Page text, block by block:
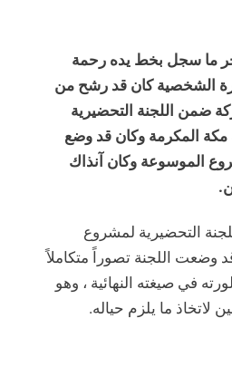
ما سجل بخط يده رحمة
الشخصية كان قد رشح من
ضمن اللجنة التحضيرية
المكرمة وكان قد وضع
الموسوعة وكان آنذاك
التحضيرية لمشروع
وضعت اللجنة تصوراً متكاملاً
في صيغته النهائية ، وهو
لاتخاذ ما يلزم حياله.